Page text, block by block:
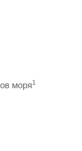
моря1